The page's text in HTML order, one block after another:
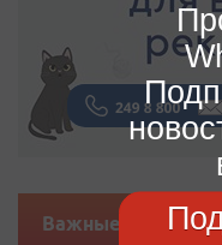
Важные новости